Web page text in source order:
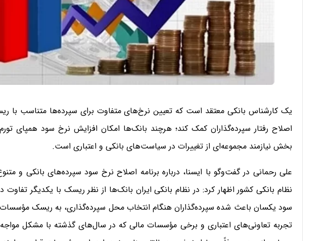
یک کارشناس بانکی معتقد است که تعیین نرخ‌های متفاوت برای سپرده‌ها متناسب با
اصلاح رفتار سپرده‌گذاران کمک کند؛ هرچند بانک‌ها امکان افزایش نرخ سود همپای
بخش نیازمند مجموعه‌ای از تغییرات در سیاست‌های بانکی و اعتباری است.
علی رحمانی در گفت‌وگو با ایسنا، درباره برنامه اصلاح نرخ سود سپرده‌های بانکی و
نظام بانکی کشور اظهار کرد: در نظام بانکی ایران بانک‌ها از نظر ریسک با یکدیگر تفاوت
سود یکسان باعث شده سپرده‌گذاران هنگام انتخاب محل سپرده‌گذاری، به ریسک مؤسسات
تجربه تعاونی‌های اعتباری و برخی مؤسسات مالی که در سال‌های گذشته با مشکل